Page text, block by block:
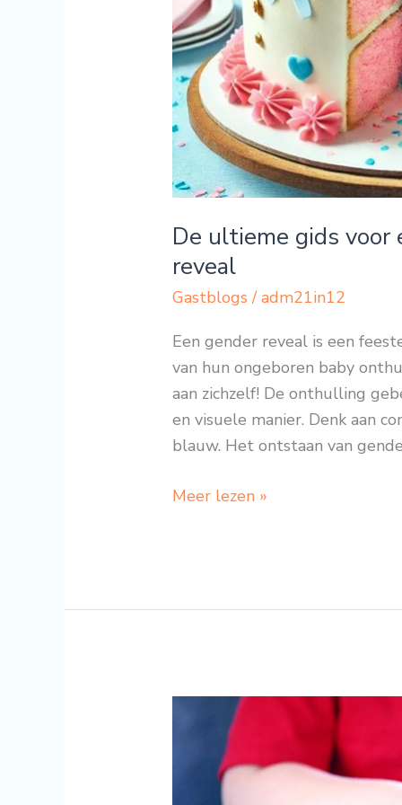
De ultieme gids voor
reveal
Gastblogs /adm21in12
Een gender reveal is een
van hun ongeboren baby
aan zichzelf! De onthulling
en visuele manier. Denk aan
blauw. Het ontstaan van
Meer lezen »
voordelen